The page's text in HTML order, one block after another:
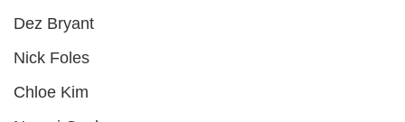
Dez Bryant
Nick Foles
Chloe Kim